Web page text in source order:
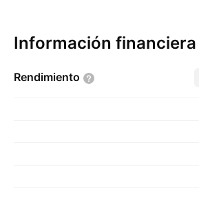
Información financiera
Rendimiento